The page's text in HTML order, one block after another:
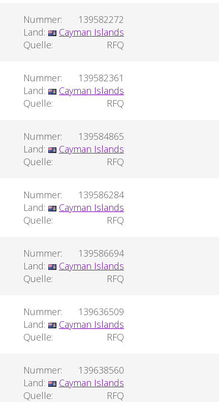
Nummer:
139582272
Land:
Cayman Islands
Quelle:
RFQ
Nummer:
139582361
Land:
Cayman Islands
Quelle:
RFQ
Nummer:
139584865
Land:
Cayman Islands
Quelle:
RFQ
Nummer:
139586284
Land:
Cayman Islands
Quelle:
RFQ
Nummer:
139586694
Land:
Cayman Islands
Quelle:
RFQ
Nummer:
139636509
Land:
Cayman Islands
Quelle:
RFQ
Nummer:
139638560
Land:
Cayman Islands
Quelle:
RFQ